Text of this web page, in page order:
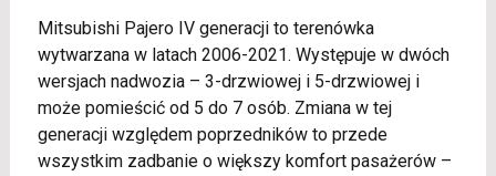
Mitsubishi Pajero IV generacji to terenówka
wytwarzana w latach 2006-2021. Występuje w dwóch
wersjach nadwozia – 3-drzwiowej i 5-drzwiowej i
może pomieścić od 5 do 7 osób. Zmiana w tej
generacji względem poprzedników to przede
wszystkim zadbanie o większy komfort pasażerów –